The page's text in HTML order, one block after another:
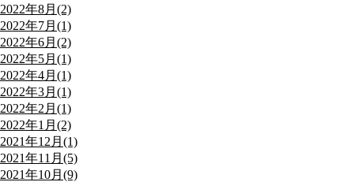
2022年8月(2)
2022年7月(1)
2022年6月(2)
2022年5月(1)
2022年4月(1)
2022年3月(1)
2022年2月(1)
2022年1月(2)
2021年12月(1)
2021年11月(5)
2021年10月(9)